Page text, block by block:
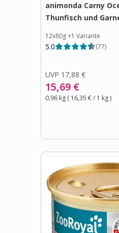
animonda Carny
Thunfisch und
12x80g+1 Variante
5.0 (77)
UVP 17,88 €
15,69 €
0,96 kg ( 16,35 €/ 1 kg)